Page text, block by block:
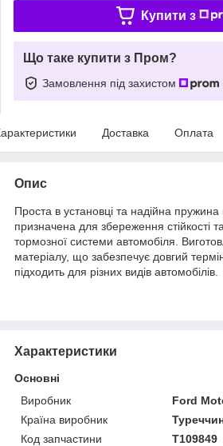
Купити з
Що таке купити з Пром?
Замовлення під захистом
Доставка Оплата
Опис
Проста в установці та надійна
призначена для збереження стійкості
тормозної системи автомобіля.
матеріалу, що забезпечує довгий
підходить для різних видів автомобілів.
Характеристики
Основні
Виробник
Ford
Країна виробник
Код запчастини
T109849